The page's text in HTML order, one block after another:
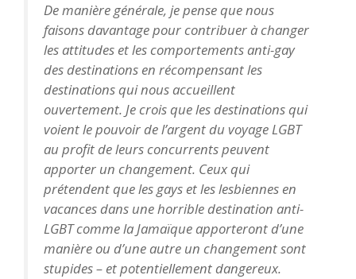
De manière générale, je pense que nous
faisons davantage pour contribuer à changer
les attitudes et les comportements anti-gay
des destinations en récompensant les
destinations qui nous accueillent
ouvertement. Je crois que les destinations qui
voient le pouvoir de l’argent du voyage LGBT
au profit de leurs concurrents peuvent
apporter un changement. Ceux qui
prétendent que les gays et les lesbiennes en
vacances dans une horrible destination anti-
LGBT comme la Jamaïque apporteront d’une
manière ou d’une autre un changement sont
stupides – et potentiellement dangereux.